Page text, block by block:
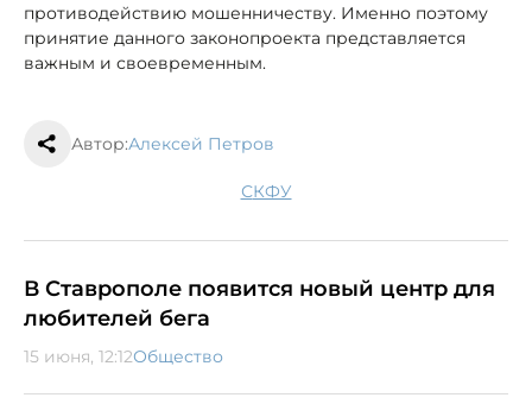
противодействию мошенничеству. Именно поэтому
принятие данного законопроекта представляется
важным и своевременным.
Автор:Алексей Петров
СКФУ
В Ставрополе появится новый центр для
любителей бега
15 июня, 12:12Общество